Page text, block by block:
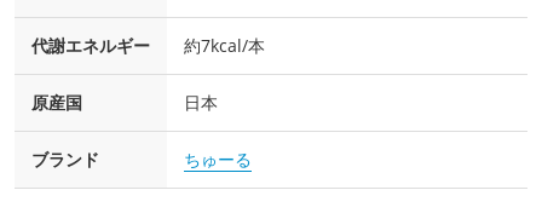
代謝エネルギー 約7kcal/本
原産国 日本
ブランド ちゅーる